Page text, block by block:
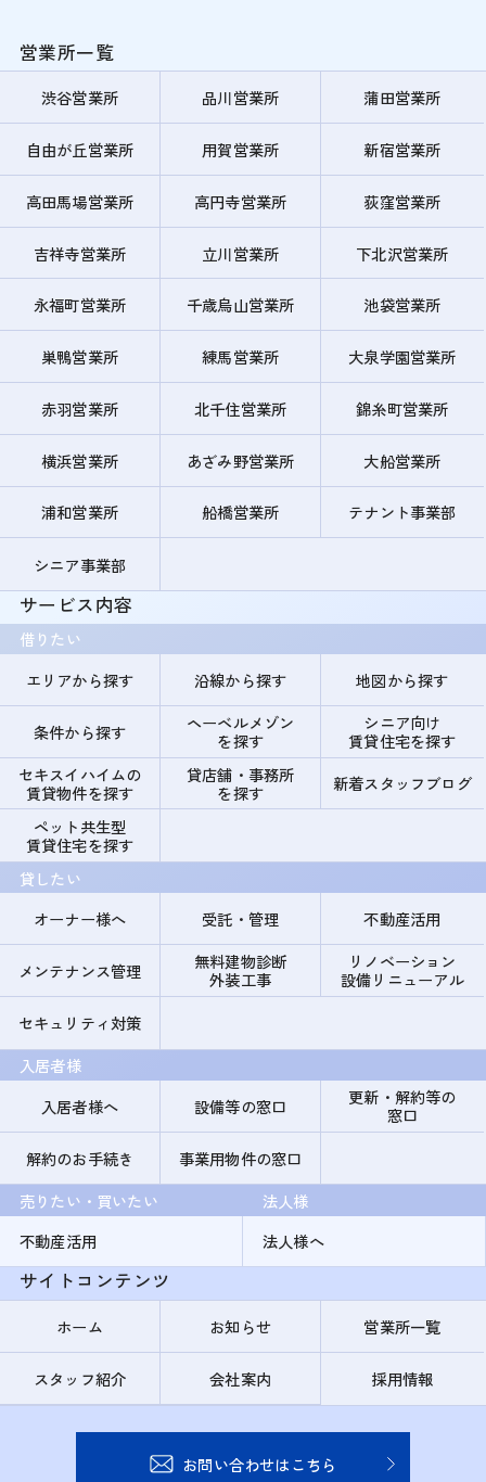
営業所一覧
渋谷営業所 品川営業所 蒲田営業所
自由が丘営業所 用賀営業所 新宿営業所
高田馬場営業所 高円寺営業所 荻窪営業所
吉祥寺営業所 立川営業所 下北沢営業所
永福町営業所 千歳烏山営業所 池袋営業所
巣鴨営業所 練馬営業所 大泉学園営業所
赤羽営業所 北千住営業所 錦糸町営業所
横浜営業所 あざみ野営業所 大船営業所
浦和営業所 船橋営業所 テナント事業部
シニア事業部
サービス内容
借りたい
エリアから探す
沿線から探す 地図から探す
条件から探す
ヘーベルメゾン
を探す
シニア向け
賃貸住宅を探す
セキスイハイムの
賃貸物件を探す
貸店舗・事務所
を探す
新着スタッフブログ
ペット共生型
賃貸住宅を探す
貸したい
オーナー様へ
受託・管理 不動産活用
メンテナンス管理
無料建物診断
外装工事
リノベーション
設備リニューアル
セキュリティ対策
入居者様
入居者様へ
設備等の窓口
更新・解約等の
窓口
解約のお手続き
事業用物件の窓口
売りたい・買いたい
不動産活用
法人様
法人様へ
サイトコンテンツ
ホーム お知らせ 営業所一覧
スタッフ紹介 会社案内 採用情報
お問い合わせはこちら